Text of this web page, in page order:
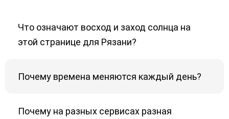
Что означают восход и заход солнца на
этой странице для Рязани?
Почему времена меняются каждый день?
Почему на разных сервисах разная